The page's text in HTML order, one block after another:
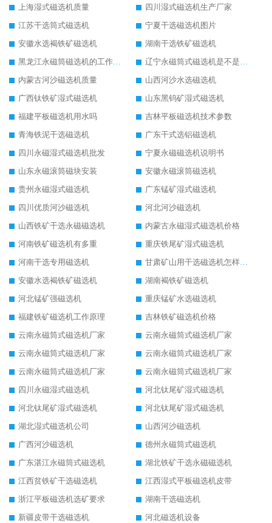
上海湿式磁选机质量
四川湿式磁选机生产厂家
江苏干选筒式磁选机
宁夏干选磁选机图片
安徽水选褐铁矿磁选机
湖南干选铁矿磁选机
黑龙江永磁筒磁选机的工作原理
辽宁永磁筒式磁选机是不是强磁
内蒙古河沙磁选机质量
山西河沙水选磁选机
广西钛铁矿湿式磁选机
山东黑钨矿湿式磁选机
福建平板磁选机用水吗
吉林平板磁选机技术参数
青海铁泥干选磁选机
广东干式选铝磁选机
四川永磁湿式磁选机批发
宁夏永磁磁选机说明书
山东永磁滚筒磁块安装
安徽永磁滚筒磁选机
贵州永磁湿式磁选机
广东锰矿湿式磁选机
四川优质河沙磁选机
河北河沙磁选机
山西铁矿干选永磁磁选机
内蒙古永磁湿式磁选机价格
河南铁矿磁选机有多重
重庆铁尾矿湿式磁选机
河南干选专用磁选机
甘肃矿山用干选磁选机怎样调磁
安徽水选褐铁矿磁选机
湖南褐铁矿磁选机
河北锰矿强磁选机
重庆锰矿水选磁选机
福建铁矿磁选机工作原理
吉林铁矿磁选机价格
云南永磁筒式磁选机厂家
云南永磁筒式磁选机厂家
云南永磁筒式磁选机厂家
云南永磁筒式磁选机厂家
云南永磁筒式磁选机厂家
云南永磁筒式磁选机厂家
四川永磁湿式磁选机
河北钛尾矿湿式磁选机
河北钛尾矿湿式磁选机
河北钛尾矿湿式磁选机
湖北湿式磁选机公司
山西河沙磁选机
广西河沙磁选机
德州永磁筒式磁选机
广东湛江永磁筒式磁选机
湖北铁矿干选永磁磁选机
江西贫铁矿干选磁选机
江西湿式平板磁选机皮带
浙江平板磁选机选矿要求
湖南干选磁选机
新疆皮带干选磁选机
河北磁选机设备